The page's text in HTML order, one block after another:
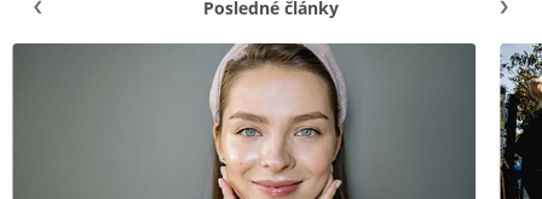
Posledné články